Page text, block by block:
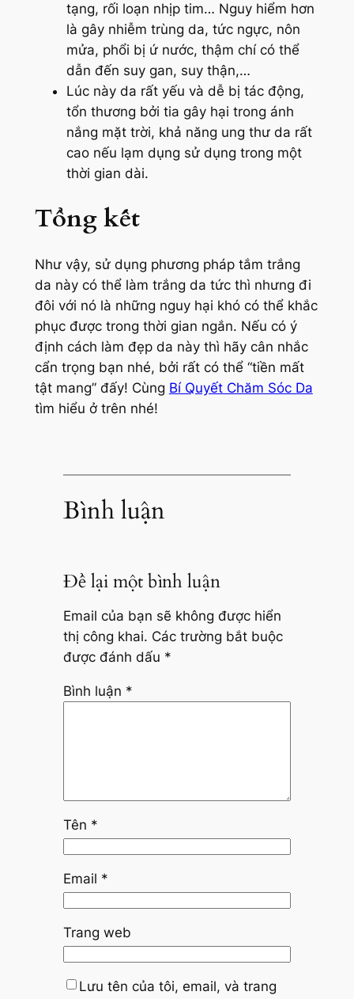
tạng, rối loạn nhịp tim… Nguy hiểm hơn
là gây nhiễm trùng da, tức ngực, nôn
mửa, phổi bị ứ nước, thậm chí có thể
dẫn đến suy gan, suy thận,…
Lúc này da rất yếu và dễ bị tác động,
tổn thương bởi tia gây hại trong ánh
nắng mặt trời, khả năng ung thư da rất
cao nếu lạm dụng sử dụng trong một
thời gian dài.
Tổng kết
Như vậy, sử dụng phương pháp tắm trắng
da này có thể làm trắng da tức thì nhưng đi
đôi với nó là những nguy hại khó có thể khắc
phục được trong thời gian ngắn. Nếu có ý
định cách làm đẹp da này thì hãy cân nhắc
cẩn trọng bạn nhé, bởi rất có thể “tiền mất
tật mang” đấy! Cùng Bí Quyết Chăm Sóc Da
tìm hiểu ở trên nhé!
Bình luận
Để lại một bình luận
Email của bạn sẽ không được hiển
thị công khai. Các trường bắt buộc
được đánh dấu *
Bình luận *
Tên *
Email *
Trang web
Lưu tên của tôi, email, và trang